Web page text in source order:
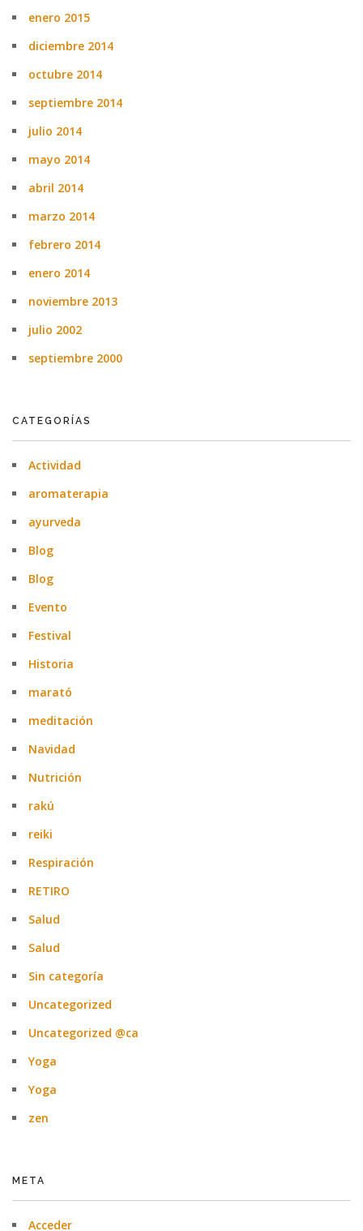
enero 2015
diciembre 2014
octubre 2014
septiembre 2014
julio 2014
mayo 2014
abril 2014
marzo 2014
febrero 2014
enero 2014
noviembre 2013
julio 2002
septiembre 2000
CATEGORÍAS
Actividad
aromaterapia
ayurveda
Blog
Blog
Evento
Festival
Historia
marató
meditación
Navidad
Nutrición
rakú
reiki
Respiración
RETIRO
Salud
Salud
Sin categoría
Uncategorized
Uncategorized @ca
Yoga
Yoga
zen
META
Acceder